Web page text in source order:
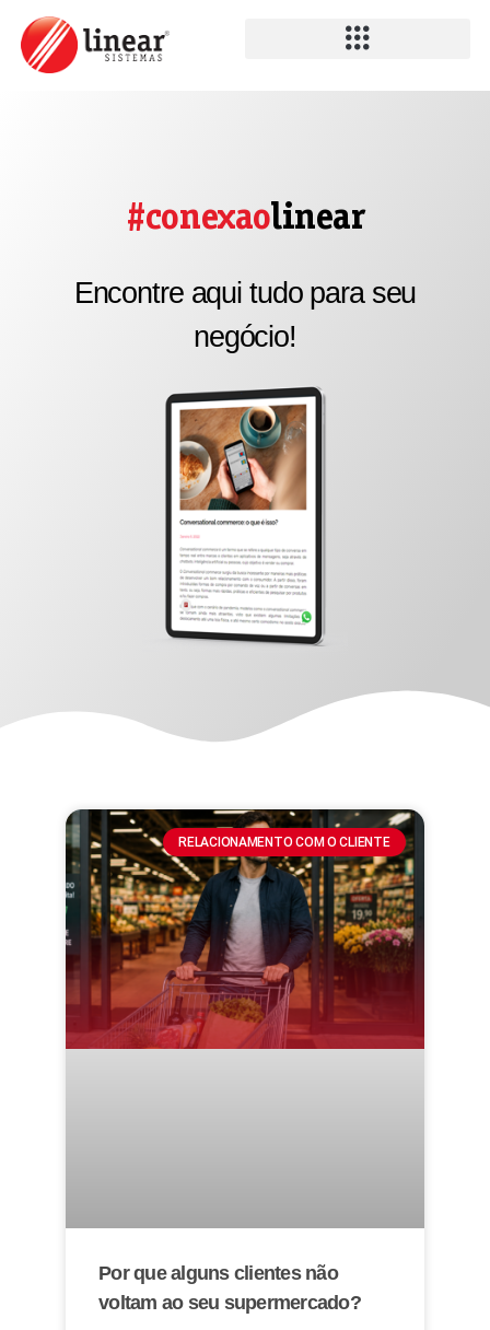
#conexaolinear
Encontre aqui tudo para seu
negócio!
RELACIONAMENTO COM O CLIENTE
Por que alguns clientes não
voltam ao seu supermercado?